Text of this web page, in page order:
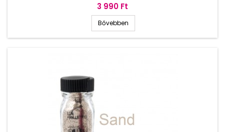
Ár
3 990 Ft
Bővebben